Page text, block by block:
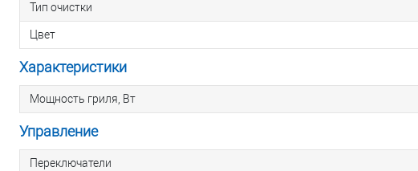
Тип очистки
Цвет
Характеристики
Мощность гриля, Вт
Управление
Переключатели